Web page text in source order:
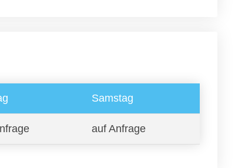
Samstag
auf Anfrage